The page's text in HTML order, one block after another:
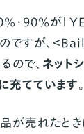
・90%が「
ですが、＜
ので、 ネット
充てています。
が売れたとき